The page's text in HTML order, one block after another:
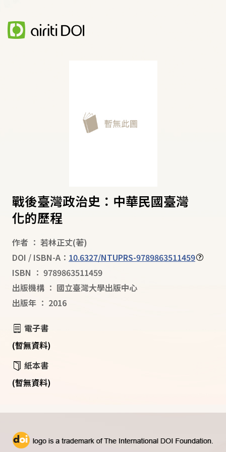
戰後臺灣政治史：中華民國臺灣
化的歷程
作者 ： 若林正丈(著)
DOI / ISBN-A： 10.6327/NTUPRS-9789863511459
ISBN ： 9789863511459
出版機構 ： 國立臺灣大學出版中心
出版年 ： 2016
電子書
(暫無資料)
紙本書
(暫無資料)